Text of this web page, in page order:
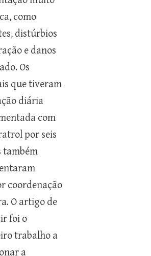
como
distúrbios
e danos
Os
que tiveram
diária
com
por seis
também
coordenação
O artigo de
foi o
trabalho a
a